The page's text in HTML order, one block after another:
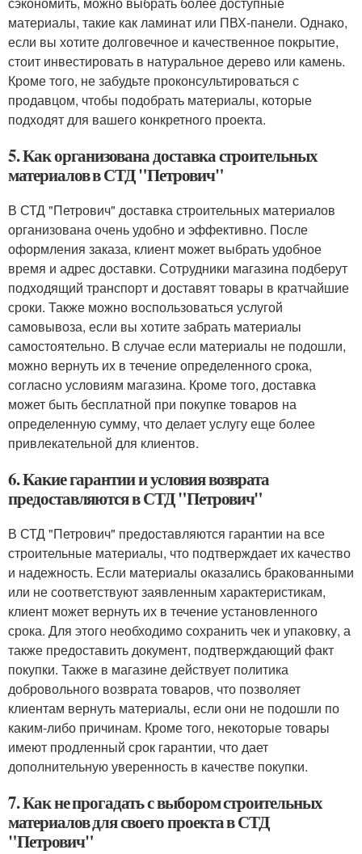
материалы, такие как ламинат или ПВХ-панели. Однако,
если вы хотите долговечное и качественное покрытие,
стоит инвестировать в натуральное дерево или камень.
Кроме того, не забудьте проконсультироваться с
продавцом, чтобы подобрать материалы, которые
подходят для вашего конкретного проекта.
5. Как организована доставка строительных
материалов в СТД "Петрович"
В СТД "Петрович" доставка строительных материалов
организована очень удобно и эффективно. После
оформления заказа, клиент может выбрать удобное
время и адрес доставки. Сотрудники магазина подберут
подходящий транспорт и доставят товары в кратчайшие
сроки. Также можно воспользоваться услугой
самовывоза, если вы хотите забрать материалы
самостоятельно. В случае если материалы не подошли,
можно вернуть их в течение определенного срока,
согласно условиям магазина. Кроме того, доставка
может быть бесплатной при покупке товаров на
определенную сумму, что делает услугу еще более
привлекательной для клиентов.
6. Какие гарантии и условия возврата
предоставляются в СТД "Петрович"
В СТД "Петрович" предоставляются гарантии на все
строительные материалы, что подтверждает их качество
и надежность. Если материалы оказались бракованными
или не соответствуют заявленным характеристикам,
клиент может вернуть их в течение установленного
срока. Для этого необходимо сохранить чек и упаковку, а
также предоставить документ, подтверждающий факт
покупки. Также в магазине действует политика
добровольного возврата товаров, что позволяет
клиентам вернуть материалы, если они не подошли по
каким-либо причинам. Кроме того, некоторые товары
имеют продленный срок гарантии, что дает
дополнительную уверенность в качестве покупки.
7. Как не прогадать с выбором строительных
материалов для своего проекта в СТД
"Петрович"